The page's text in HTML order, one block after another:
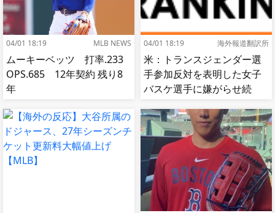
04/01 18:19 MLB NEWS
ムーキーベッツ 打率.233
OPS.685 12年契約 残り8
年
04/01 18:19 海外報道翻訳所
米：トランスジェンダー選
手参加反対を表明した女子
バスケ選手に嫌がらせ続
肘鉄を顔面に食らう[海外の
反応]